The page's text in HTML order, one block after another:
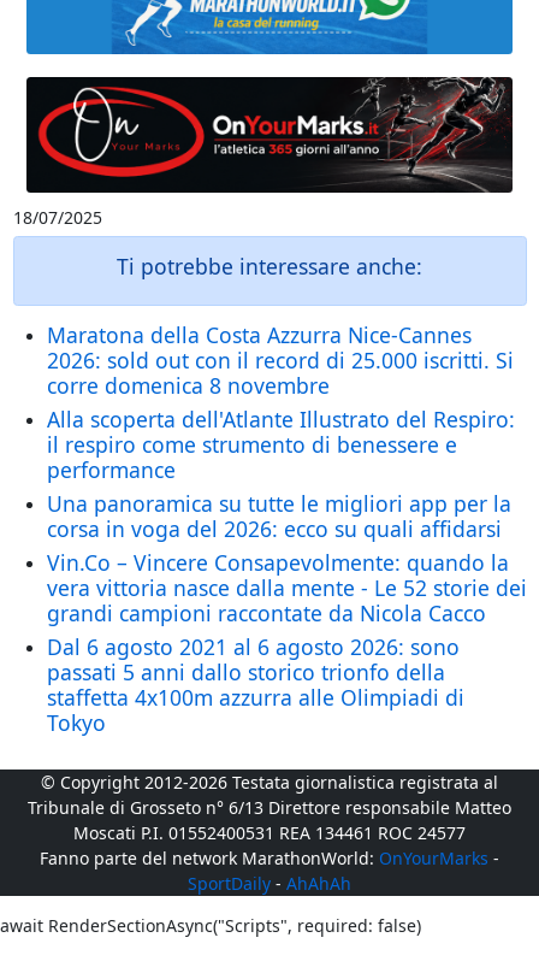
18/07/2025
Ti potrebbe interessare anche:
Maratona della Costa Azzurra Nice-Cannes
2026: sold out con il record di 25.000 iscritti. Si
corre domenica 8 novembre
Alla scoperta dell'Atlante Illustrato del Respiro:
il respiro come strumento di benessere e
performance
Una panoramica su tutte le migliori app per la
corsa in voga del 2026: ecco su quali affidarsi
Vin.Co – Vincere Consapevolmente: quando la
vera vittoria nasce dalla mente - Le 52 storie dei
grandi campioni raccontate da Nicola Cacco
Dal 6 agosto 2021 al 6 agosto 2026: sono
passati 5 anni dallo storico trionfo della
staffetta 4x100m azzurra alle Olimpiadi di
Tokyo
© Copyright 2012-2026 Testata giornalistica registrata al
Tribunale di Grosseto n° 6/13 Direttore responsabile Matteo
Moscati P.I. 01552400531 REA 134461 ROC 24577
Fanno parte del network MarathonWorld: OnYourMarks -
SportDaily - AhAhAh
await RenderSectionAsync("Scripts", required: false)